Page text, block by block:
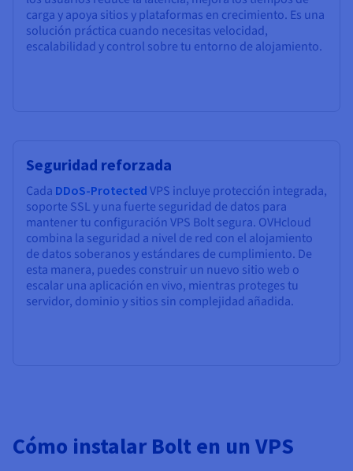
carga y apoya sitios y plataformas en crecimiento. Es una
solución práctica cuando necesitas velocidad,
escalabilidad y control sobre tu entorno de alojamiento.
Seguridad reforzada
Cada DDoS-Protected VPS incluye protección integrada,
soporte SSL y una fuerte seguridad de datos para
mantener tu configuración VPS Bolt segura. OVHcloud
combina la seguridad a nivel de red con el alojamiento
de datos soberanos y estándares de cumplimiento. De
esta manera, puedes construir un nuevo sitio web o
escalar una aplicación en vivo, mientras proteges tu
servidor, dominio y sitios sin complejidad añadida.
Cómo instalar Bolt en un VPS